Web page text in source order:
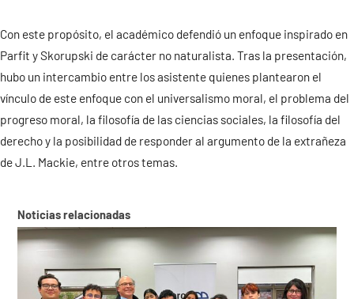
Contacto
Con este propósito, el académico defendió un enfoque inspirado en
Parfit y Skorupski de carácter no naturalista. Tras la presentación,
hubo un intercambio entre los asistente quienes plantearon el
vínculo de este enfoque con el universalismo moral, el problema del
progreso moral, la filosofía de las ciencias sociales, la filosofía del
derecho y la posibilidad de responder al argumento de la extrañeza
de J.L. Mackie, entre otros temas.
Noticias relacionadas